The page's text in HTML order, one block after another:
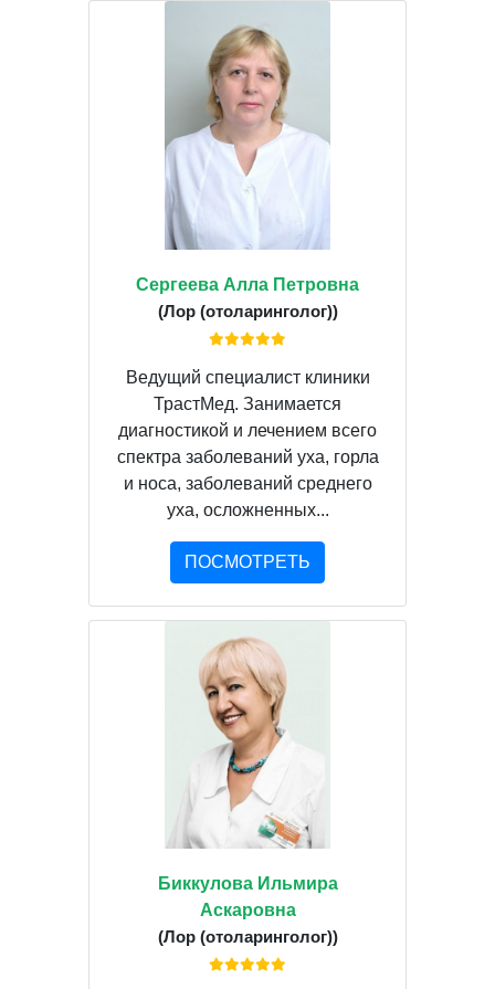
Сергеева Алла Петровна
(Лор (отоларинголог))
Ведущий специалист клиники
ТрастМед. Занимается
диагностикой и лечением всего
спектра заболеваний уха, горла
и носа, заболеваний среднего
уха, осложненных...
ПОСМОТРЕТЬ
Биккулова Ильмира
Аскаровна
(Лор (отоларинголог))